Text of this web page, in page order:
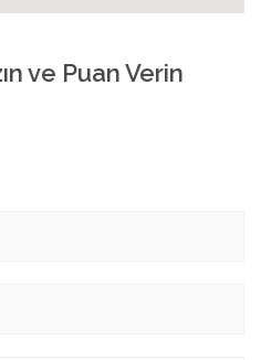
ve Puan Verin